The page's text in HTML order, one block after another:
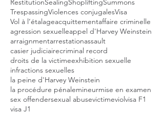
RestitutionSealingShopliftingSummons
TrespassingViolences conjugalesVisa
Vol à l’étalageacquittementaffaire criminelle
agression sexuelleappel d'Harvey Weinstein
arraignmentarrestationassault
casier judiciairecriminal record
droits de la victimeexhibition sexuelle
infractions sexuelles
la peine d'Harvey Weinstein
la procédure pénalemineurmise en examen
sex offendersexual abusevictimeviolvisa F1
visa J1